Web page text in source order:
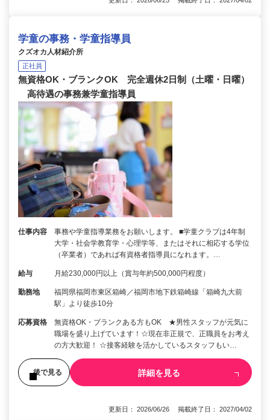
学童の事務・学童指導員
クズオカ人材紹介所
正社員
無資格OK・ブランクOK 完全週休2日制（土曜・日曜）
高待遇の事務兼学童指導員
仕事内容
事務や学童指導業務をお願いします。 ■学童クラブは4年制
大学・社会学教育学・心理学等、またはそれに相応する学位
（卒業者）であれば有資格者指導員になれます。…
給与 月給230,000円以上（賞与年約500,000円程度）
勤務地
福岡県福岡市東区箱崎／福岡市地下鉄箱崎線「箱崎九大前
駅」より徒歩10分
応募資格
無資格OK・ブランクある方もOK ★男性スタッフが元気に
職場を盛り上げています！☆現在非正規で、正職員をお考え
の方大歓迎！ ☆接客経験を活かしているスタッフもい…
後で見る 詳細を見る
更新日： 2026/06/26 掲載終了日： 2027/04/02